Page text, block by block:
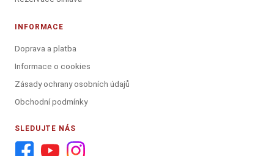
INFORMACE
Doprava a platba
Informace o cookies
Zásady ochrany osobních údajů
Obchodní podmínky
SLEDUJTE NÁS